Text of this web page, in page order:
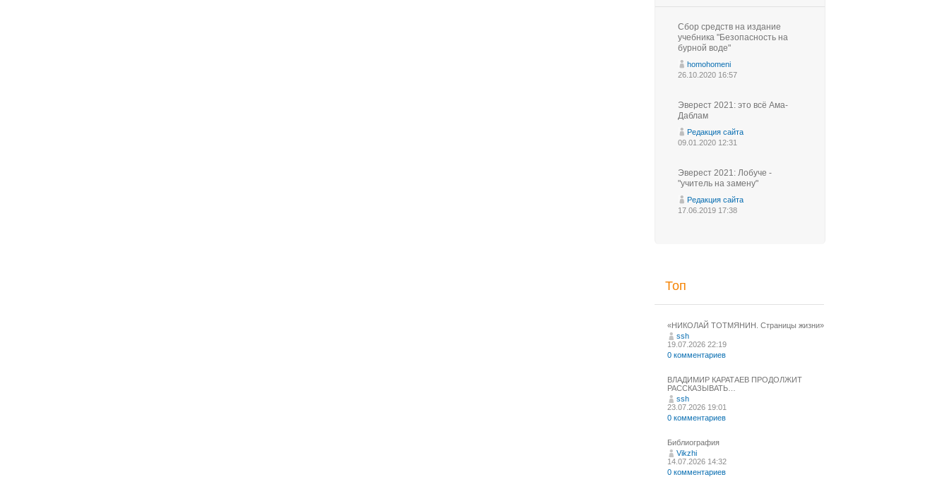
Сбор средств на издание
учебника "Безопасность на
бурной воде"
homohomeni
26.10.2020 16:57
Эверест 2021: это всё Ама-
Даблам
Редакция сайта
09.01.2020 12:31
Эверест 2021: Лобуче -
"учитель на замену"
Редакция сайта
17.06.2019 17:38
Топ
«НИКОЛАЙ ТОТМЯНИН. Страницы жизни»
ssh
19.07.2026 22:19
0 комментариев
ВЛАДИМИР КАРАТАЕВ ПРОДОЛЖИТ
РАССКАЗЫВАТЬ…
ssh
23.07.2026 19:01
0 комментариев
Библиография
Vikzhi
14.07.2026 14:32
0 комментариев